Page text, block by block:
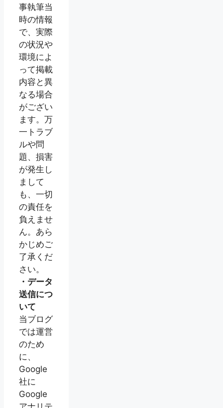
事執筆当
時の情報
で、実際
の状況や
環境によ
って掲載
内容と異
なる場合
がござい
ます。万
一トラブ
ルや問
題、損害
が発生し
まして
も、一切
の責任を
負えませ
ん。あら
かじめご
了承くだ
さい。
・データ
送信につ
いて
当ブログ
では運営
のため
に、
Google
社に
Google